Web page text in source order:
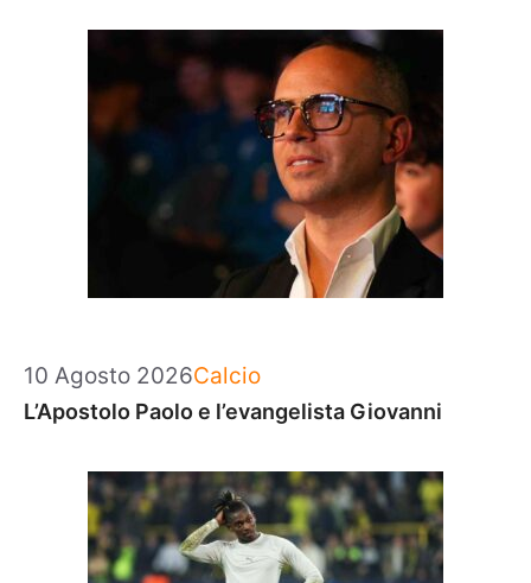
10 Agosto 2026Categorie
Calcio
L’Apostolo Paolo e l’evangelista Giovanni